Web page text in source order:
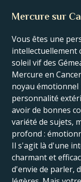
Mercure sur
Vous êtes une
intellectuellement
soleil vif des
Mercure en
noyau émotionnel
personnalité
avoir de bonnes
variété de sujets,
profond :
Il s'agit là d'une
charmant et
d'envie de parler,